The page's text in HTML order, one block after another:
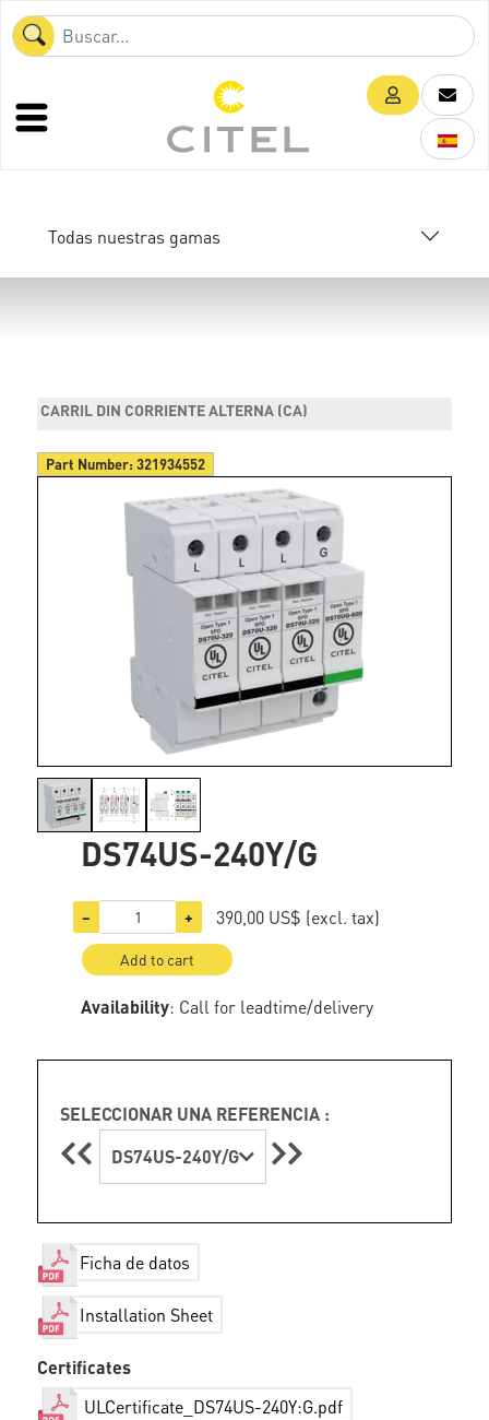
Todas nuestras gamas
CARRIL DIN CORRIENTE ALTERNA (CA)
Part Number:321934552
DS74US-240Y/G
− + 390,00 US$ (excl. tax)
Add to cart
Availability: Call for leadtime/delivery
SELECCIONAR UNA REFERENCIA :
DS74US-240Y/G
Ficha de datos
Installation Sheet
Certificates
ULCertificate_DS74US-240Y:G.pdf